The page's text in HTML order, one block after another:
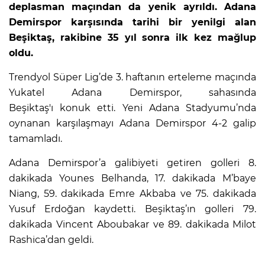
deplasman maçından da yenik ayrıldı. Adana
Demirspor karşısında tarihi bir yenilgi alan
Beşiktaş, rakibine 35 yıl sonra ilk kez mağlup
oldu.
Trendyol Süper Lig’de 3. haftanın erteleme maçında
Yukatel Adana Demirspor, sahasında
Beşiktaş'ı konuk etti. Yeni Adana Stadyumu’nda
oynanan karşılaşmayı Adana Demirspor 4-2 galip
tamamladı.
Adana Demirspor’a galibiyeti getiren golleri 8.
dakikada Younes Belhanda, 17. dakikada M’baye
Niang, 59. dakikada Emre Akbaba ve 75. dakikada
Yusuf Erdoğan kaydetti. Beşiktaş’ın golleri 79.
dakikada Vincent Aboubakar ve 89. dakikada Milot
Rashica’dan geldi.